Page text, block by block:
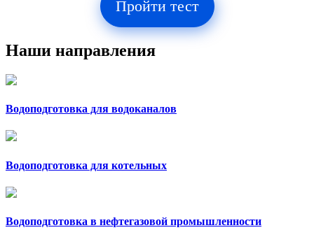
Пройти тест
Наши направления
Водоподготовка для водоканалов
Водоподготовка для котельных
Водоподготовка в нефтегазовой промышленности